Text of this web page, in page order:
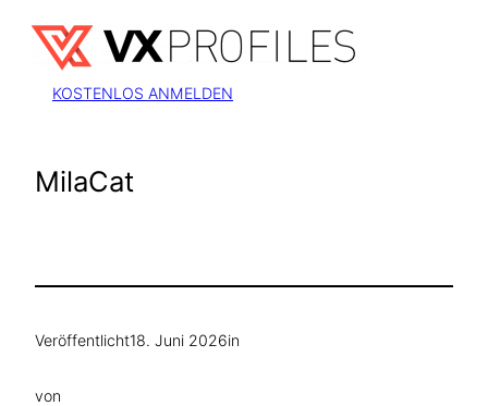
Inhalt
springen
KOSTENLOS ANMELDEN
MilaCat
Veröffentlicht18. Juni 2026in
von